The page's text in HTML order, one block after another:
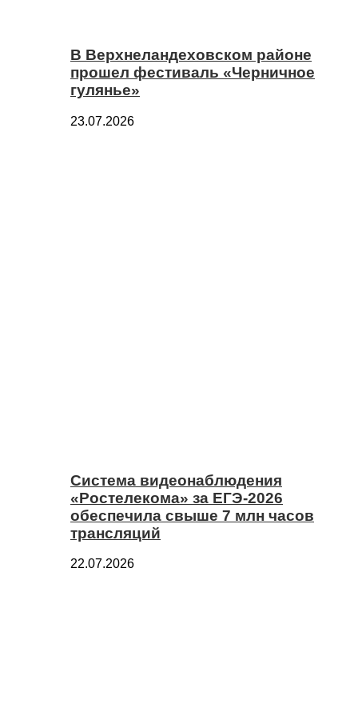
В Верхнеландеховском районе
прошел фестиваль «Черничное
гулянье»
23.07.2026
Система видеонаблюдения
«Ростелекома» за ЕГЭ-2026
обеспечила свыше 7 млн часов
трансляций
22.07.2026